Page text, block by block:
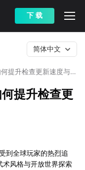
下 载
提升检查更新速度与网
简体中文
提升检查更
到全球玩家的热烈追
术风格与开放世界探索